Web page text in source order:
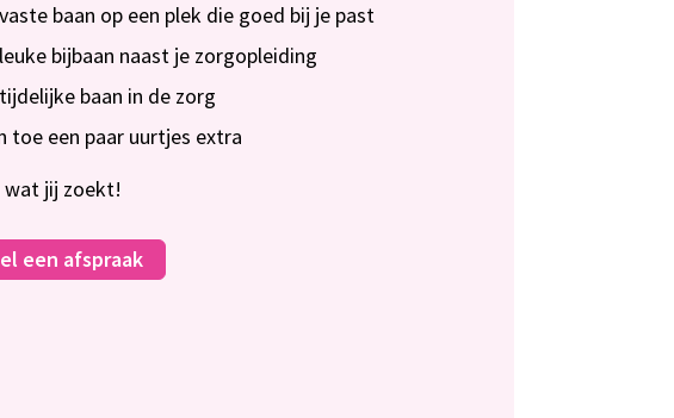
baan op een plek die goed bij je past
bijbaan naast je zorgopleiding
baan in de zorg
toe een paar uurtjes extra
wat jij zoekt!
een afspraak